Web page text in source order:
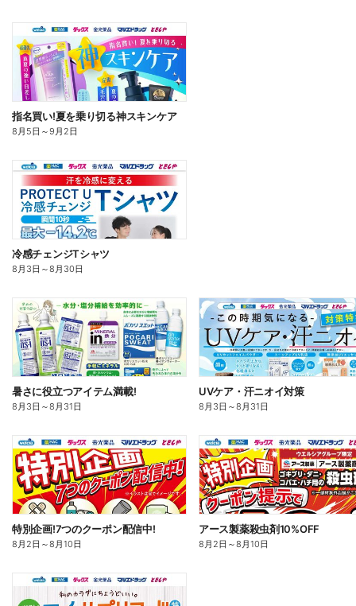
指名買い!夏を乗り切る神スキンケア
8月5日 ～9月2日
冷感チェンジTシャツ
8月3日 ～8月30日
暑さに役立つアイテム満載!
8月3日 ～8月31日
UVケア・汗ニオイ対策
8月3日 ～8月31日
特別企画!7つのクーポン配信中!
8月2日 ～8月10日
アース製薬殺虫剤10%OFF
8月2日 ～8月10日